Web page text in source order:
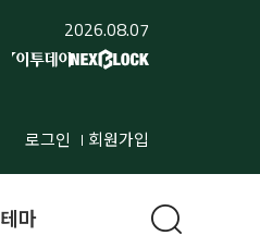
2026.08.07
로그인 회원가입
테마